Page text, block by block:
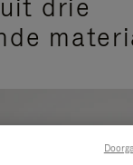
drie